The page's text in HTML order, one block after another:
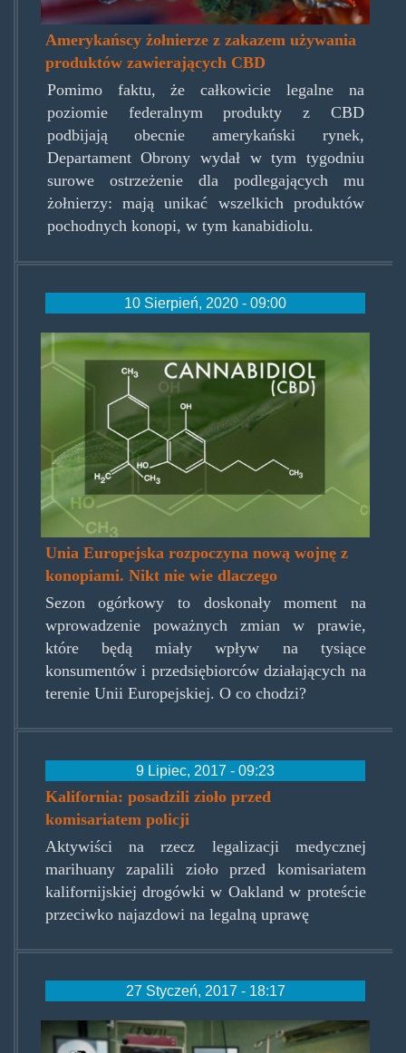
using-
cbd-
featured.jpg
Amerykańscy żołnierze z zakazem używania
produktów zawierających CBD
Pomimo faktu, że całkowicie legalne na
poziomie federalnym produkty z CBD
podbijają obecnie amerykański rynek,
Departament Obrony wydał w tym tygodniu
surowe ostrzeżenie dla podlegających mu
żołnierzy: mają unikać wszelkich produktów
pochodnych konopi, w tym kanabidiolu.
10 Sierpień, 2020 - 09:00
cbdbasic.jpg
Unia Europejska rozpoczyna nową wojnę z
konopiami. Nikt nie wie dlaczego
Sezon ogórkowy to doskonały moment na
wprowadzenie poważnych zmian w prawie,
które będą miały wpływ na tysiące
konsumentów i przedsiębiorców działających na
terenie Unii Europejskiej. O co chodzi?
9 Lipiec, 2017 - 09:23
Kalifornia: posadzili zioło przed
komisariatem policji
Aktywiści na rzecz legalizacji medycznej
marihuany zapalili zioło przed komisariatem
kalifornijskiej drogówki w Oakland w proteście
przeciwko najazdowi na legalną uprawę
27 Styczeń, 2017 - 18:17
grzegorz_raczak.jpg